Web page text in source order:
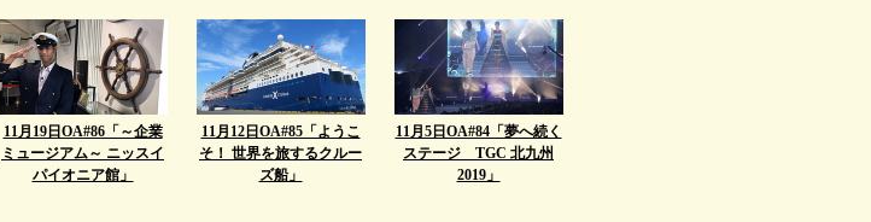
11月19日OA#86「～企業
ミュージアム～ ニッスイ
パイオニア館」
11月12日OA#85「ようこ
そ！ 世界を旅するクルー
ズ船」
11月5日OA#84「夢へ続く
ステージ TGC 北九州
2019」